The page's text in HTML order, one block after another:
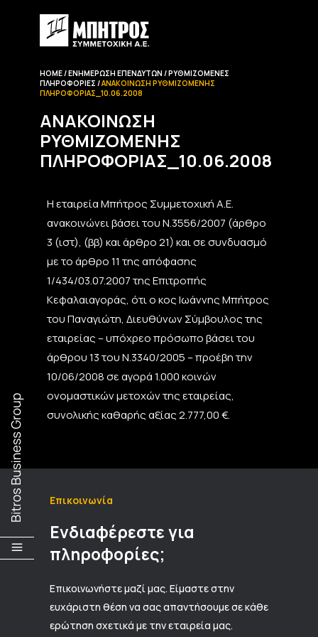
HOME ΕΝΗΜΈΡΩΣΗ EΠΕΝΔΥΤΏΝ
ΡΥΘΜΙΖΌΜΕΝΕΣ
ΠΛΗΡΟΦΟΡΊΕΣ
ΑΝΑΚΟΊΝΩΣΗ ΡΥΘΜΙΖΌΜΕΝΗΣ
ΠΛΗΡΟΦΟΡΊΑΣ_10.06.2008
ΑΝΑΚΟΊΝΩΣΗ
ΡΥΘΜΙΖΌΜΕΝΗΣ
ΠΛΗΡΟΦΟΡΊΑΣ_10.06.2008
Η εταιρεία Μπήτρος Συμμετοχική Α.Ε.
ανακοινώνει βάσει του Ν.3556/2007 (άρθρο
3 (ιστ), (ββ) και άρθρο 21) και σε συνδυασμό
με το άρθρο 11 της απόφασης
1/434/03.07.2007 της Επιτροπής
Κεφαλαιαγοράς, ότι ο κος Ιωάννης Μπήτρος
του Παναγιώτη, Διευθύνων Σύμβουλος της
εταιρείας – υπόχρεο πρόσωπο βάσει του
άρθρου 13 του Ν.3340/2005 – προέβη την
10/06/2008 σε αγορά 1.000 κοινών
ονομαστικών μετοχών της εταιρείας,
συνολικής καθαρής αξίας 2.777,00 €.
Επικοινωνία
Ενδιαφέρεστε για
πληροφορίες;
Επικοινωνήστε μαζί μας. Είμαστε στην
ευχάριστη θέση να σας απαντήσουμε σε κάθε
ερώτηση σχετικά με την εταιρεία μας.